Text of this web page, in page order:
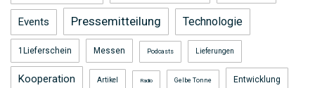
Events Pressemitteilung Technologie
1Lieferschein Messen Podcasts Lieferungen
Kooperation Artikel Radio Gelbe Tonne Entwicklung